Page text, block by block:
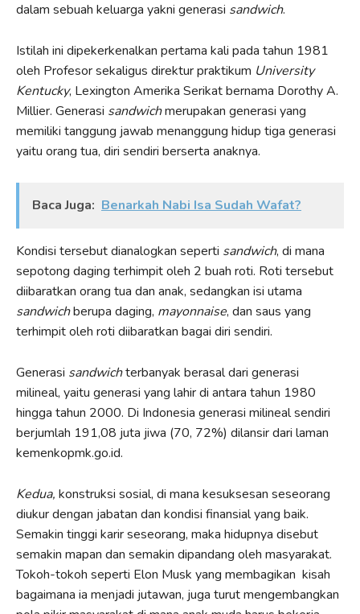
dalam sebuah keluarga yakni generasi sandwich.
Istilah ini dipekerkenalkan pertama kali pada tahun 1981
oleh Profesor sekaligus direktur praktikum University
Kentucky, Lexington Amerika Serikat bernama Dorothy A.
Millier. Generasi sandwichmerupakan generasi yang
memiliki tanggung jawab menanggung hidup tiga generasi
yaitu orang tua, diri sendiri berserta anaknya.
Baca Juga: Benarkah Nabi Isa Sudah Wafat?
Kondisi tersebut dianalogkan seperti sandwich, di mana
sepotong daging terhimpit oleh 2 buah roti. Roti tersebut
diibaratkan orang tua dan anak, sedangkan isi utama
sandwichberupa daging, mayonnaise, dan saus yang
terhimpit oleh roti diibaratkan bagai diri sendiri.
Generasi sandwichterbanyak berasal dari generasi
milineal, yaitu generasi yang lahir di antara tahun 1980
hingga tahun 2000. Di Indonesia generasi milineal sendiri
berjumlah 191,08 juta jiwa (70, 72%) dilansir dari laman
kemenkopmk.go.id.
Kedua, konstruksi sosial, di mana kesuksesan seseorang
diukur dengan jabatan dan kondisi finansial yang baik.
Semakin tinggi karir seseorang, maka hidupnya disebut
semakin mapan dan semakin dipandang oleh masyarakat.
Tokoh-tokoh seperti Elon Musk yang membagikan kisah
bagaimana ia menjadi jutawan, juga turut mengembangkan